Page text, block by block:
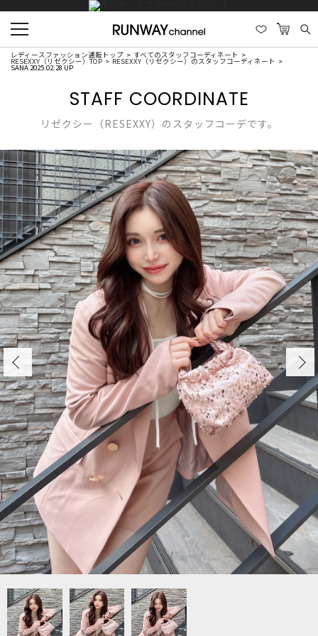
レディースファッション通販トップ すべてのスタッフコーディネート
RESEXXY（リゼクシー）TOP RESEXXY（リゼクシー）のスタッフコーディネート
SANA 2025.02.28 UP
STAFF COORDINATE
リゼクシー（RESEXXY）のスタッフコーデです。